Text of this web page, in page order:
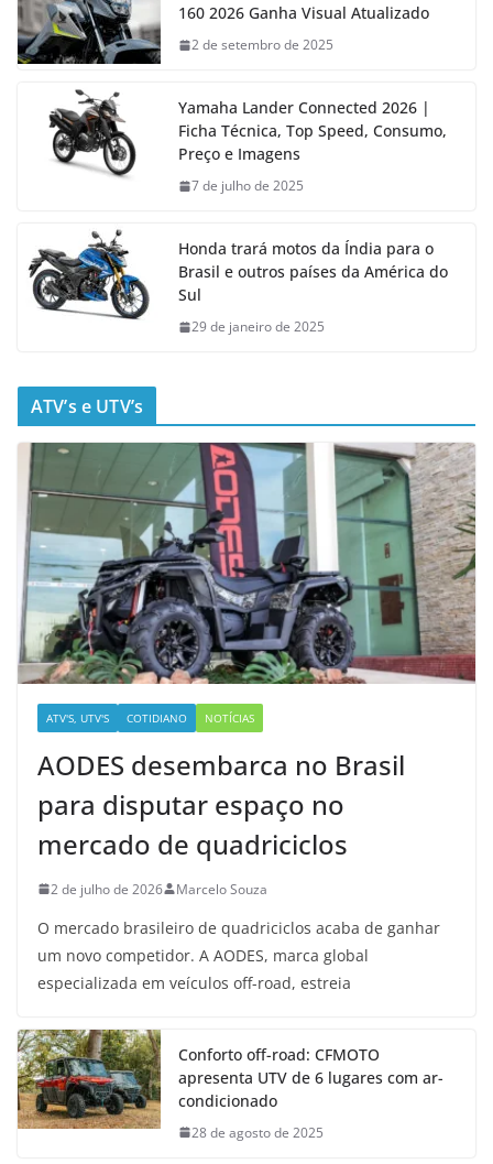
160 2026 Ganha Visual Atualizado
2 de setembro de 2025
Yamaha Lander Connected 2026 |
Ficha Técnica, Top Speed, Consumo,
Preço e Imagens
7 de julho de 2025
Honda trará motos da Índia para o
Brasil e outros países da América do
Sul
29 de janeiro de 2025
ATV’s e UTV’s
ATV'S, UTV'S COTIDIANO NOTÍCIAS
AODES desembarca no Brasil
para disputar espaço no
mercado de quadriciclos
2 de julho de 2026 Marcelo Souza
O mercado brasileiro de quadriciclos acaba de ganhar
um novo competidor. A AODES, marca global
especializada em veículos off-road, estreia
Conforto off-road: CFMOTO
apresenta UTV de 6 lugares com ar-
condicionado
28 de agosto de 2025